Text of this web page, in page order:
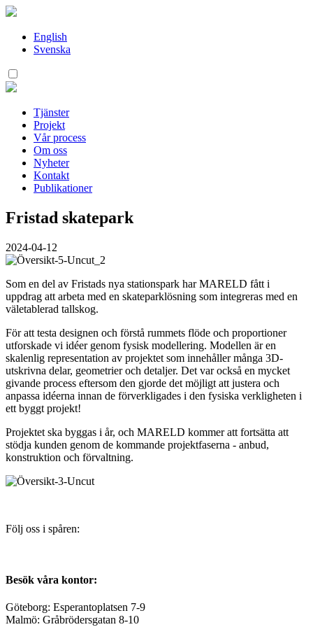
Hoppa
innehållEnglish
Svenska
Tjänster
Projekt
Vår process
Om oss
Nyheter
Kontakt
Publikationer
Fristad skatepark
2024-04-12
Som en del av Fristads nya stationspark har MARELD fått i
uppdrag att arbeta med en skateparklösning som integreras med en
väletablerad tallskog.
För att testa designen och förstå rummets flöde och proportioner
utforskade vi idéer genom fysisk modellering. Modellen är en
skalenlig representation av projektet som innehåller många 3D-
utskrivna delar, geometrier och detaljer. Det var också en mycket
givande process eftersom den gjorde det möjligt att justera och
anpassa idéerna innan de förverkligades i den fysiska verkligheten i
ett byggt projekt!
Projektet ska byggas i år, och MARELD kommer att fortsätta att
stödja kunden genom de kommande projektfaserna - anbud,
konstruktion och förvaltning.
Följ oss i spåren:
Besök våra kontor:
Göteborg: Esperantoplatsen 7-9
Malmö: Gråbrödersgatan 8-10